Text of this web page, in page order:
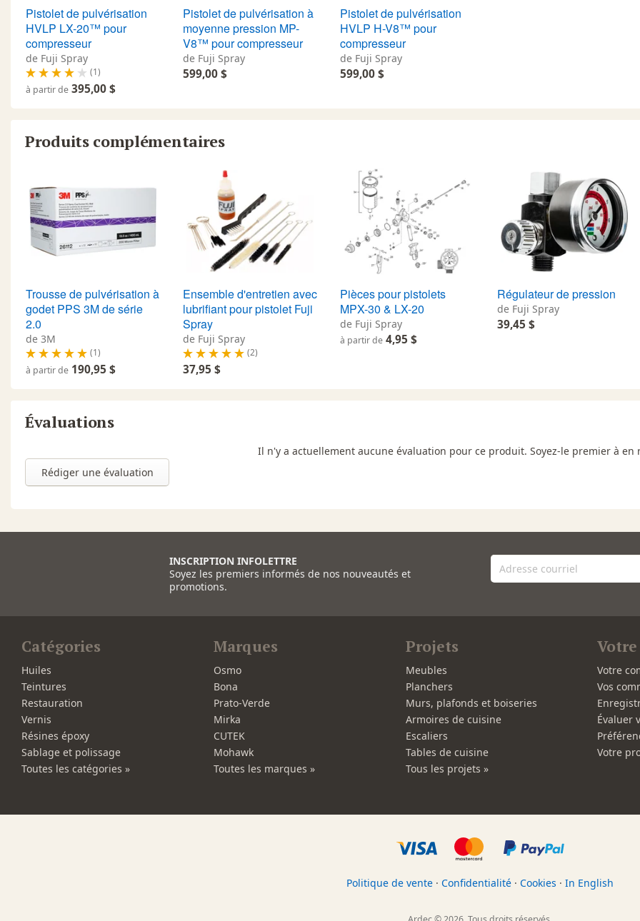
Pistolet de pulvérisation
HVLP LX-20™ pour
compresseur
de Fuji Spray
(1)
à partir de 395,00 $
Pistolet de pulvérisation à
moyenne pression MP-
V8™ pour compresseur
de Fuji Spray
599,00 $
Pistolet de pulvérisation
HVLP H-V8™ pour
compresseur
de Fuji Spray
599,00 $
Produits complémentaires
Trousse de pulvérisation à
godet PPS 3M de série
2.0
de 3M
(1)
à partir de 190,95 $
Ensemble d'entretien avec
lubrifiant pour pistolet Fuji
Spray
de Fuji Spray
(2)
37,95 $
Pièces pour pistolets
MPX-30 & LX-20
de Fuji Spray
à partir de 4,95 $
Régulateur de pression
de Fuji Spray
39,45 $
Évaluations
Rédiger une évaluation
Il n'y a actuellement aucune évaluation pour ce produit. Soyez-le premier à en
INSCRIPTION INFOLETTRE
Soyez les premiers informés de nos nouveautés et
promotions.
Catégories
Huiles
Teintures
Restauration
Vernis
Résines époxy
Sablage et polissage
Toutes les catégories »
Marques
Osmo
Bona
Prato-Verde
Mirka
CUTEK
Mohawk
Toutes les marques »
Projets
Meubles
Planchers
Murs, plafonds et boiseries
Armoires de cuisine
Escaliers
Tables de cuisine
Tous les projets »
Votre
Vos
Évaluer
Votre
Politique de vente · Confidentialité · Cookies · In English